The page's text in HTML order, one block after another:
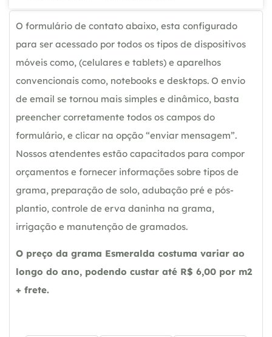
O formulário de contato abaixo, esta configurado
para ser acessado por todos os tipos de dispositivos
móveis como, (celulares e tablets) e aparelhos
convencionais como, notebooks e desktops. O envio
de email se tornou mais simples e dinâmico, basta
preencher corretamente todos os campos do
formulário, e clicar na opção “enviar mensagem”.
Nossos atendentes estão capacitados para compor
orçamentos e fornecer informações sobre tipos de
grama, preparação de solo, adubação pré e pós-
plantio, controle de erva daninha na grama,
irrigação e manutenção de gramados.
O preço da grama Esmeralda costuma variar ao
longo do ano, podendo custar até R$ 6,00 por m2
+ frete.